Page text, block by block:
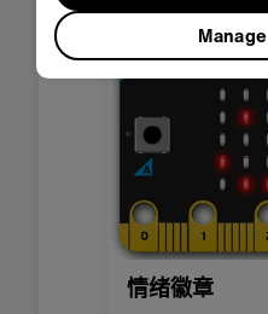
情绪徽章